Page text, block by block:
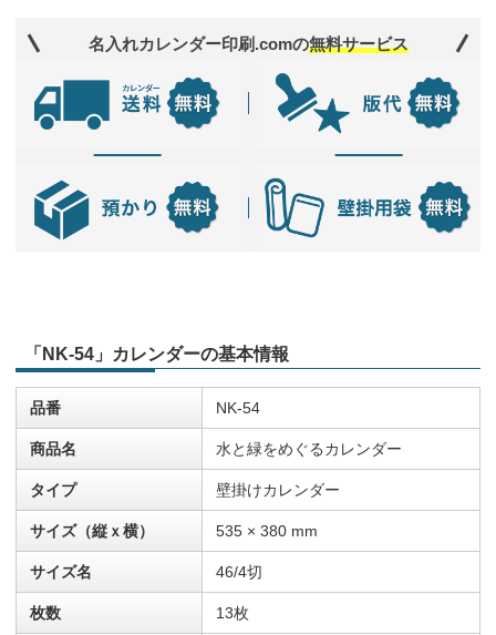
名入れカレンダー印刷.comの無料サービス
「NK-54」カレンダーの基本情報
品番 NK-54
商品名 水と緑をめぐるカレンダー
タイプ 壁掛けカレンダー
サイズ（縦ｘ横） 535 × 380 mm
サイズ名 46/4切
枚数 13枚